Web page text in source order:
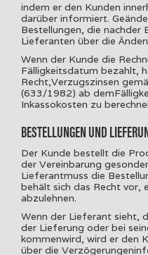
indem er den Kunden
darüber informiert.
Bestellungen, die nachder
Lieferanten über die
Wenn der Kunde die
Fälligkeitsdatum bezahlt,
Recht,Verzugszinsen
(633/1982) ab
Inkassokosten zu
BESTELLUNGEN UND
Der Kunde bestellt die
der Vereinbarung
Lieferantmuss die
behält sich das Recht vor,
abzulehnen.
Wenn der Lieferant sieht,
der Lieferung oder bei
kommenwird, wird er den
über die